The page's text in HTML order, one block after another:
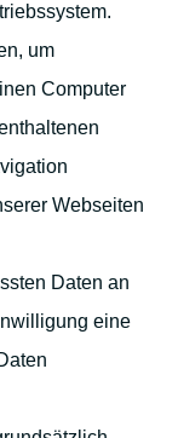
um
Computer
Webseiten
Daten an
eine